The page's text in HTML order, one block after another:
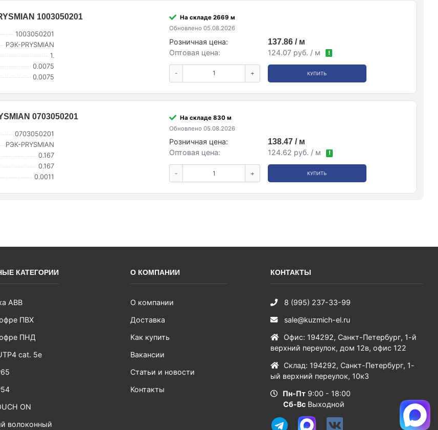
1003050201
1003050201
РЭК-PRYSMIAN
1.
0.0075
0.0075
На складе 2669 м
Обновлено 05.08.2026
Розничная цена:
137.86 / м
Оптовая цена:
124.07 руб. / м !
- + КУПИТЬ
0703050201
0703050201
РЭК-PRYSMIAN
0.167
0.167
0.0011
На складе 830 м
Обновлено 05.08.2026
Розничная цена:
138.47 / м
Оптовая цена:
124.62 руб. / м !
- + КУПИТЬ
КАТЕГОРИИ
ABB
ПВХ
ПНД
cat. 5e
ON
волоконный
О КОМПАНИИ
О компании
Доставка
Как купить
Вакансии
Статьи и новости
Контакты
КОНТАКТЫ
8 (995) 237-33-99
sale@kuzmich-el.ru
Офис: 194292, Санкт-Петербург, 1-й
верхний переулок, дом 12в, офис 122
Склад: 194292, Санкт-Петербург, 1-
ый верхний переулок, 10к3
Пн-Пт 9:00 - 18:00
Сб-ВсВыходной